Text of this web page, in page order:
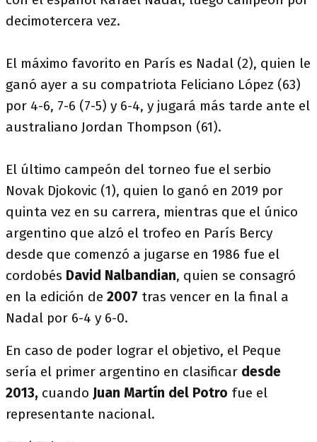
decimotercera vez.
El máximo favorito en París es Nadal (2), quien le
ganó ayer a su compatriota Feliciano López (63)
por 4-6, 7-6 (7-5) y 6-4, y jugará más tarde ante el
australiano Jordan Thompson (61).
El último campeón del torneo fue el serbio
Novak Djokovic (1), quien lo ganó en 2019 por
quinta vez en su carrera, mientras que el único
argentino que alzó el trofeo en París Bercy
desde que comenzó a jugarse en 1986 fue el
cordobés David Nalbandian, quien se consagró
en la edición de 2007 tras vencer en la final a
Nadal por 6-4 y 6-0.
En caso de poder lograr el objetivo, el Peque
sería el primer argentino en clasificar desde
2013, cuando Juan Martín del Potro fue el
representante nacional.